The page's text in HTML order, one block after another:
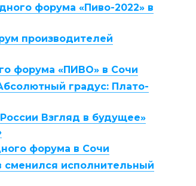
форума «Пиво-2022» в
производителей
форума «ПИВО» в Сочи
градус: Плато-
Взгляд в будущее»
форума в Сочи
сменился исполнительный